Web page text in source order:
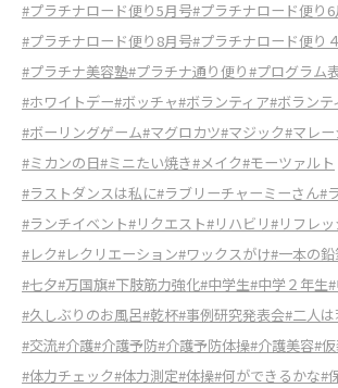
#プラチナロード便り5月号#プラチナロード便り
#プラチナロード便り8月号#プラチナロード便り
#プラチナ美容塾#プラチナ通り便り#プログラム
#ホワイトデー#ボッチャ#ボランティア#ボランテ
#ボーリングゲーム#マグロカツ#マジック#マレ
#ミカンの日#ミニたい焼き#メイク#モーツァルト
#ラストダンスは私に#ラブリーチャーミーさん#
#ランチイベント#リクエスト#リハビリ#リフレッ
#レク#レクリエーション#ワックスがけ#一本の
#七夕#万国旗#下肢筋力強化#中学生#中学２年生
#久しぶりのお風呂#乾杯#事例研究発表会#二人は
#交流#介護#介護予防#介護予防体操#介護美容#
#体力チェック#体力測定#体操#何ができるかな#